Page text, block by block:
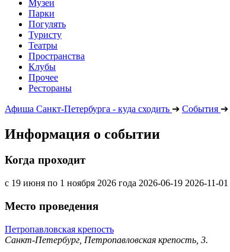
Музеи
Парки
Погулять
Туристу
Театры
Пространства
Клубы
Прочее
Рестораны
Афиша Санкт-Петербурга - куда сходить ➔ События ➔
Информация о событии
Когда проходит
с 19 июня по 1 ноября 2026 года 2026-06-19 2026-11-01
Место проведения
Петропавловская крепость
Санкт-Петербург, Петропавловская крепость, 3.